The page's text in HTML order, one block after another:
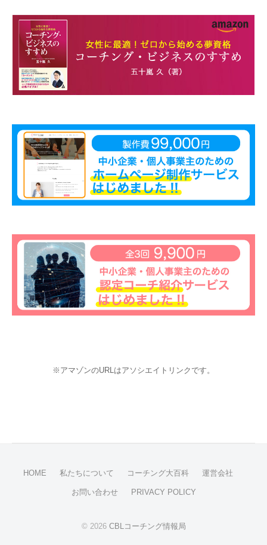
※アマゾンのURLはアソシエイトリンクです。
HOME 私たちについて コーチング大百科 運営会社
お問い合わせ PRIVACY POLICY
© 2026 CBLコーチング情報局